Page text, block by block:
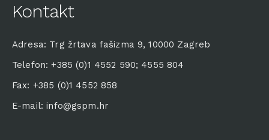
Kontakt
Adresa: Trg žrtava fašizma 9, 10000 Zagreb
Telefon: +385 (0)1 4552 590; 4555 804
Fax: +385 (0)1 4552 858
E-mail: info@gspm.hr